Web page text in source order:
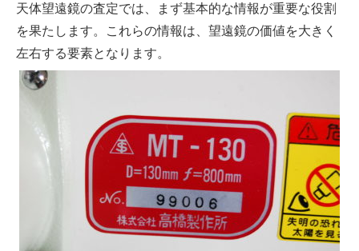
天体望遠鏡の査定では、まず基本的な情報が重要な役割
を果たします。これらの情報は、望遠鏡の価値を大きく
左右する要素となります。